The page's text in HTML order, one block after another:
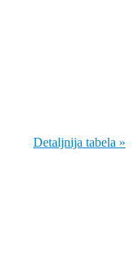
Detaljnija tabela »